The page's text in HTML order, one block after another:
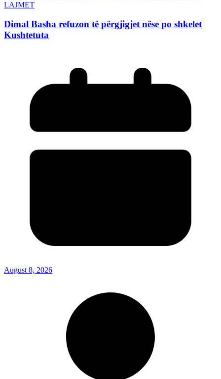
LAJMET
Dimal Basha refuzon të përgjigjet nëse po shkelet
Kushtetuta
August 8, 2026